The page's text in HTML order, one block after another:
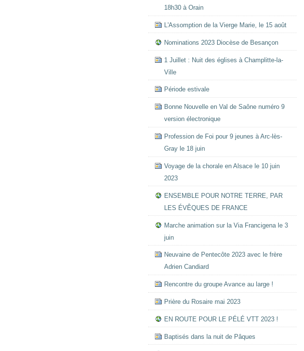
18h30 à Orain
L'Assomption de la Vierge Marie, le 15 août
Nominations 2023 Diocèse de Besançon
1 Juillet : Nuit des églises à Champlitte-la-
Ville
Période estivale
Bonne Nouvelle en Val de Saône numéro 9
version électronique
Profession de Foi pour 9 jeunes à Arc-lès-
Gray le 18 juin
Voyage de la chorale en Alsace le 10 juin
2023
ENSEMBLE POUR NOTRE TERRE, PAR
LES ÉVÊQUES DE FRANCE
Marche animation sur la Via Francigena le 3
juin
Neuvaine de Pentecôte 2023 avec le frère
Adrien Candiard
Rencontre du groupe Avance au large !
Prière du Rosaire mai 2023
EN ROUTE POUR LE PÉLÉ VTT 2023 !
Baptisés dans la nuit de Pâques